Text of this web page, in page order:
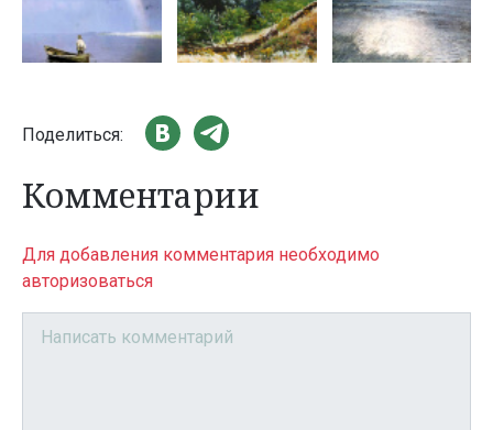
Поделиться:
Комментарии
Для добавления комментария необходимо
авторизоваться